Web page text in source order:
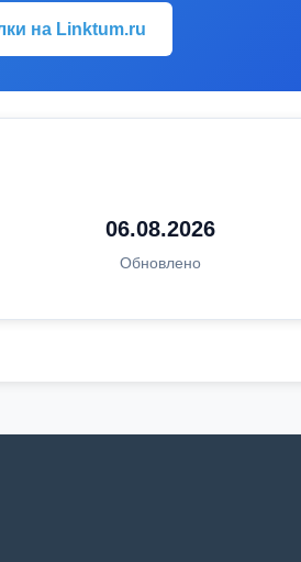
на Linktum.ru
06.08.2026
Обновлено